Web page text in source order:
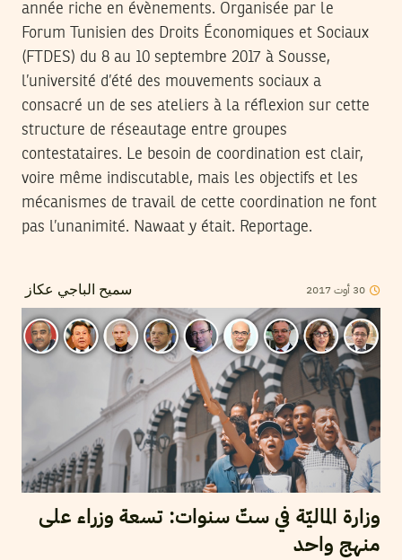
année riche en évènements. Organisée par le
Forum Tunisien des Droits Économiques et Sociaux
(FTDES) du 8 au 10 septembre 2017 à Sousse,
l’université d’été des mouvements sociaux a
consacré un de ses ateliers à la réflexion sur cette
structure de réseautage entre groupes
contestataires. Le besoin de coordination est clair,
voire même indiscutable, mais les objectifs et les
mécanismes de travail de cette coordination ne font
pas l’unanimité. Nawaat y était. Reportage.
سميح الباجي عكاز 30 أوت2017
وزارة الماليّة في ستّ سنوات: تسعة وزراء على
منهج واحد